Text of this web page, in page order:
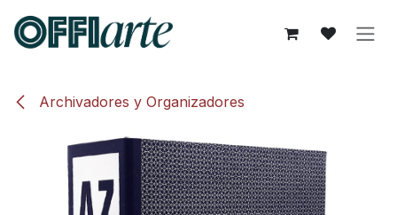
Archivadores y Organizadores